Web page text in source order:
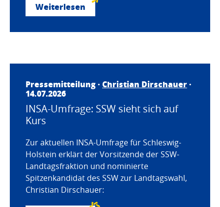
Weiterlesen
Pressemitteilung · Christian Dirschauer·
14.07.2026
INSA-Umfrage: SSW sieht sich auf
Kurs
Zur aktuellen INSA-Umfrage für Schleswig-
Holstein erklärt der Vorsitzende der SSW-
Landtagsfraktion und nominierte
Spitzenkandidat des SSW zur Landtagswahl,
Christian Dirschauer: